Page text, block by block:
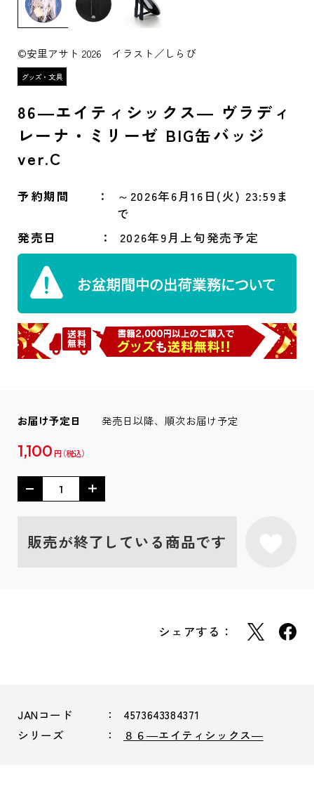
©安里アサト 2026 イラスト／しらび
86―エイティシックス― ヴラディ
レーナ・ミリーゼ BIG缶バッジ
ver.C
予約期間
～2026年6月16日(火) 23:59ま
で
発売日
2026年9月上旬発売予定
お届け予定日 発売日以降、順次お届け予定
1,100 円
販売が終了している商品です
シェアする：
JANコード
4573643384371
シリーズ
８６―エイティシックス―